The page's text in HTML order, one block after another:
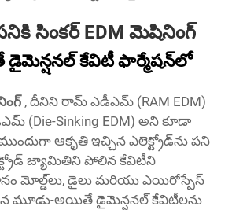
పనికి సింకర్ EDM మెషినింగ్
కేవిటీ ఫార్మేషన్‌లో
, దీనిని రామ్ ఎడీఎమ్ (RAM EDM)
(Die-Sinking EDM) అని కూడా
ఆకృతి ఇచ్చిన ఎలెక్ట్రోడ్‌ను పని
జ్యామితిని పోలిన కేవిటీని
మోల్డ్‌లు, డైలు మరియు ఎయిరోస్పేస్
మూడు-అయితే డైమెన్షనల్ కేవిటీలను